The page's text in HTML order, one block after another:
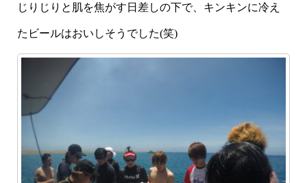
じりじりと肌を焦がす日差しの下で、キンキンに冷え
たビールはおいしそうでした(笑)